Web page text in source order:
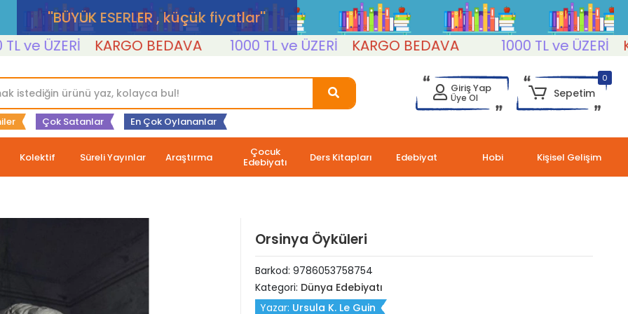
''BÜYÜK ESERLER , küçük fiyatlar''
ÜZERİ KARGO BEDAVA 1000 TL ve ÜZERİ KARGO BEDAVA 1000 TL ve ÜZERİ
Çok Satanlar En Çok Oylananlar
Giriş Yap
Üye Ol
0
Sepetim
Kolektif Süreli Yayınlar Araştırma Çocuk
Edebiyatı Ders Kitapları Edebiyat Hobi Kişisel Gelişim
Orsinya Öyküleri
Barkod: 9786053758754
Kategori: Dünya Edebiyatı
Yazar: Ursula K. Le Guin